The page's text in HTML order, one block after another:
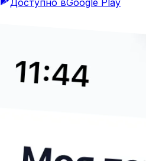
Доступно вGoogle Play